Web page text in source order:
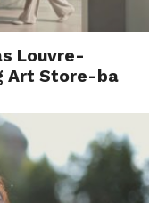
Louvre-
Art Store-ba